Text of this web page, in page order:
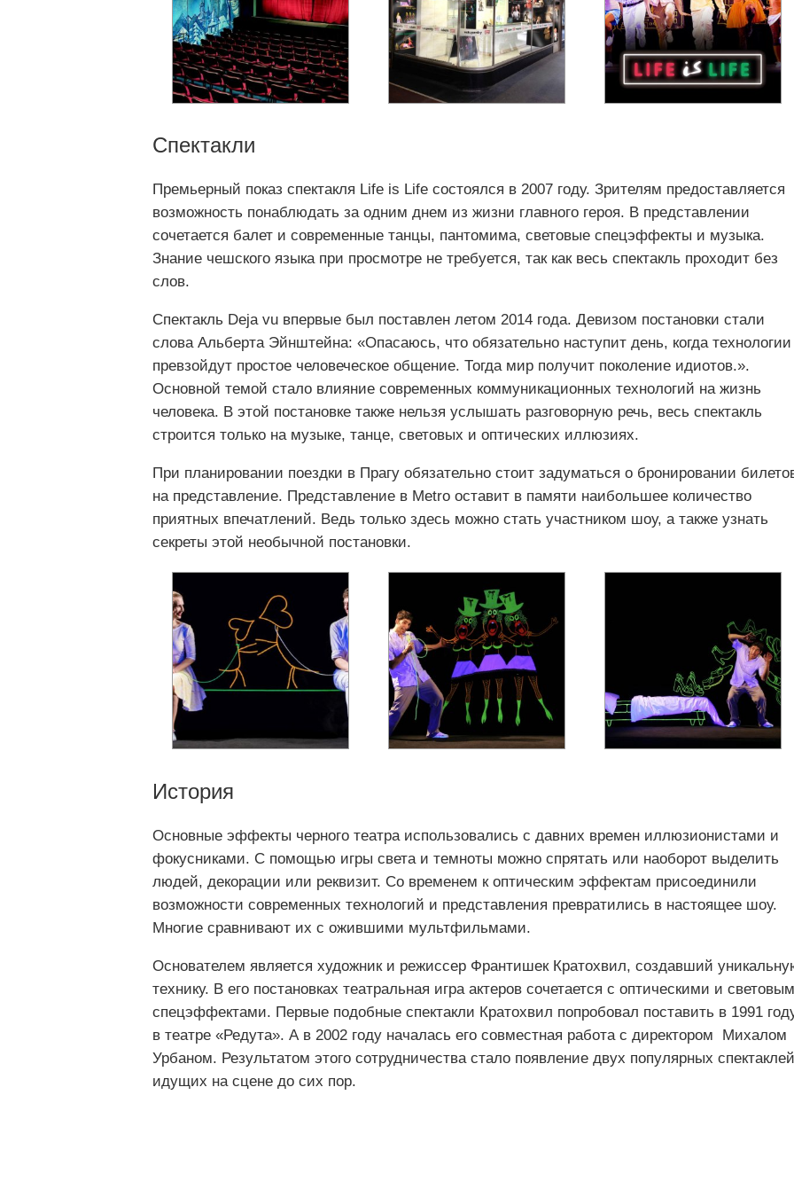
Спектакли
Премьерный показ спектакля Life is Life состоялся в 2007 году. Зрителям предоставляется
возможность понаблюдать за одним днем из жизни главного героя. В представлении
сочетается балет и современные танцы, пантомима, световые спецэффекты и музыка.
Знание чешского языка при просмотре не требуется, так как весь спектакль проходит без
слов.
Спектакль Deja vu впервые был поставлен летом 2014 года. Девизом постановки стали
слова Альберта Эйнштейна: «Опасаюсь, что обязательно наступит день, когда технологии
превзойдут простое человеческое общение. Тогда мир получит поколение идиотов.».
Основной темой стало влияние современных коммуникационных технологий на жизнь
человека. В этой постановке также нельзя услышать разговорную речь, весь спектакль
строится только на музыке, танце, световых и оптических иллюзиях.
При планировании поездки в Прагу обязательно стоит задуматься о бронировании
на представление. Представление в Metro оставит в памяти наибольшее количество
приятных впечатлений. Ведь только здесь можно стать участником шоу, а также узнать
секреты этой необычной постановки.
История
Основные эффекты черного театра использовались с давних времен иллюзионистами и
фокусниками. С помощью игры света и темноты можно спрятать или наоборот выделить
людей, декорации или реквизит. Со временем к оптическим эффектам присоединили
возможности современных технологий и представления превратились в настоящее шоу.
Многие сравнивают их с ожившими мультфильмами.
Основателем является художник и режиссер Франтишек Кратохвил, создавший
технику. В его постановках театральная игра актеров сочетается с оптическими и
спецэффектами. Первые подобные спектакли Кратохвил попробовал поставить в 1991
в театре «Редута». А в 2002 году началась его совместная работа с директором Михалом
Урбаном. Результатом этого сотрудничества стало появление двух популярных
идущих на сцене до сих пор.